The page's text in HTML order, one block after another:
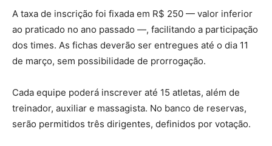
A taxa de inscrição foi fixada em R$ 250 — valor inferior
ao praticado no ano passado —, facilitando a participação
dos times. As fichas deverão ser entregues até o dia 11
de março, sem possibilidade de prorrogação.
Cada equipe poderá inscrever até 15 atletas, além de
treinador, auxiliar e massagista. No banco de reservas,
serão permitidos três dirigentes, definidos por votação.